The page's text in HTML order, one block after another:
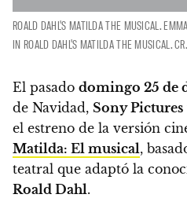
ROALD DAHL'S MATILDA THE MUSICAL.
IN ROALD DAHL'S MATILDA THE MUSICAL.
El pasado domingo 25 de
de Navidad, Sony Pictures
el estreno de la versión
Matilda: El musical,
teatral que adaptó la
Roald Dahl.